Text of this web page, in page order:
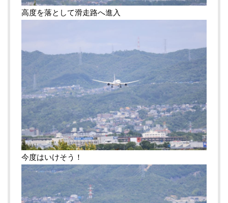
高度を落として滑走路へ進入
今度はいけそう！